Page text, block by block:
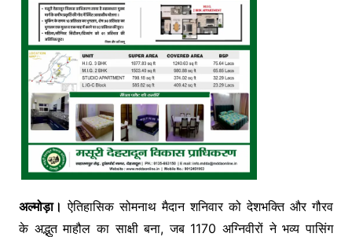
अल्मोड़ा। ऐतिहासिक सोमनाथ मैदान शनिवार को देशभक्ति और गौरव
के अद्भुत माहौल का साक्षी बना, जब 1170 अग्निवीरों ने भव्य पासिंग